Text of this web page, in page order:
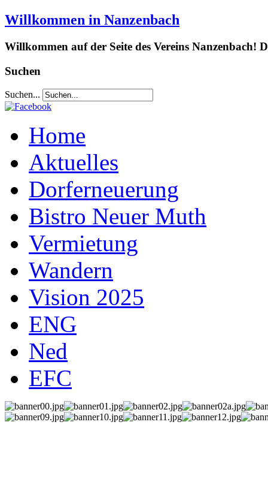
Willkommen in Nanzenbach
Willkommen auf der Seite des Vereins Nanzenbach!
Suchen
Suchen...
Home
Aktuelles
Dorferneuerung
Bistro Neuer Muth
Vermietung
Wandern
Vision 2025
ENG
Ned
EFC